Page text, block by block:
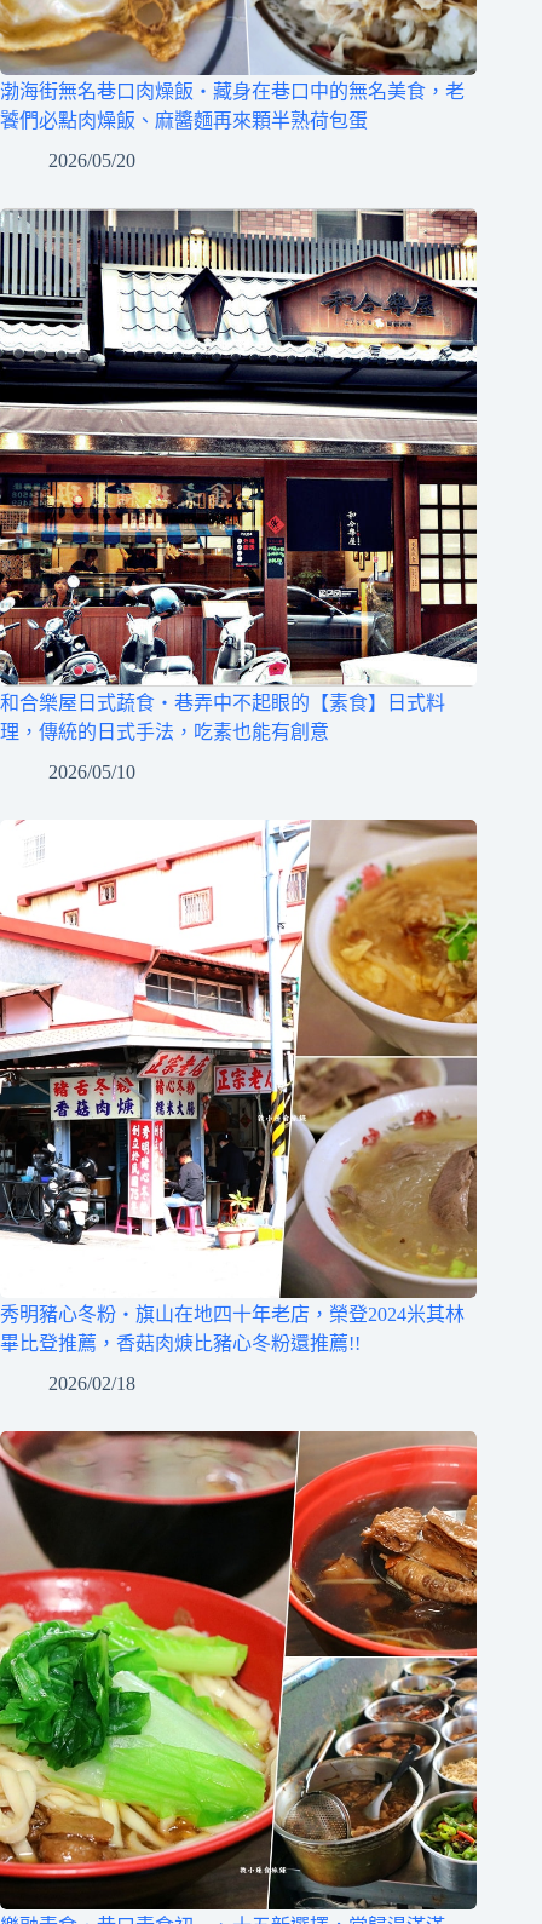
渤海街無名巷口肉燥飯‧藏身在巷口中的無名美食，老
饕們必點肉燥飯、麻醬麵再來顆半熟荷包蛋
2026/05/20
和合樂屋日式蔬食‧巷弄中不起眼的【素食】日式料
理，傳統的日式手法，吃素也能有創意
2026/05/10
秀明豬心冬粉‧旗山在地四十年老店，榮登2024米其林
畢比登推薦，香菇肉焿比豬心冬粉還推薦!!
2026/02/18